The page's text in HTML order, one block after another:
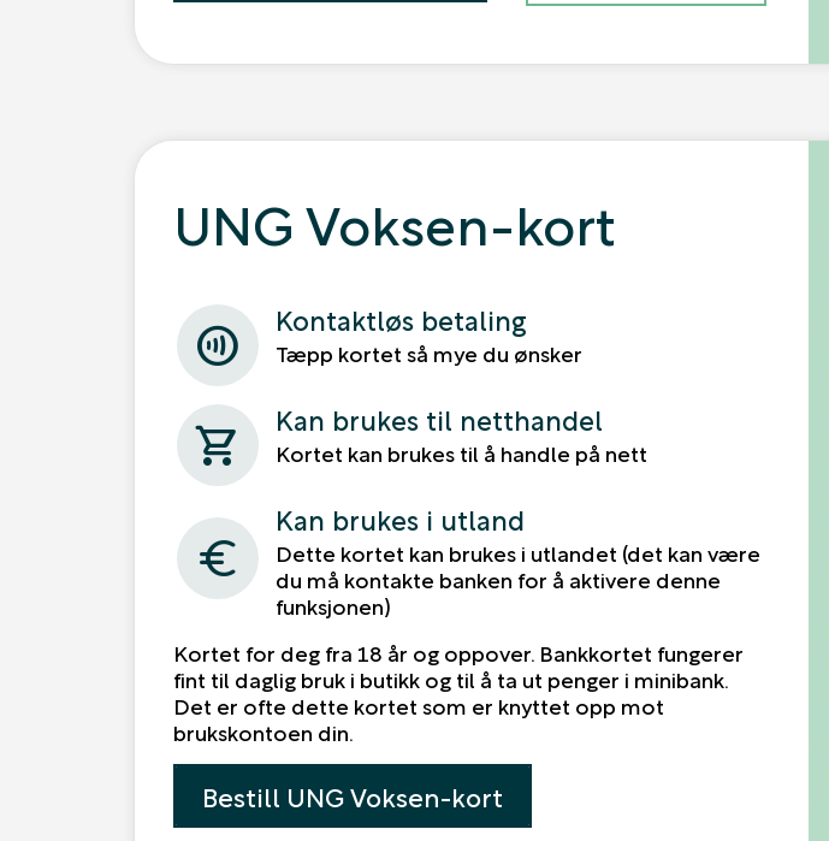
UNG Voksen-kort
contactless Kontaktløs betaling
Tæpp kortet så mye du ønsker
shopping_cart Kan brukes til netthandel
Kortet kan brukes til å handle på nett
euro
Kan brukes i utland
Dette kortet kan brukes i utlandet (det kan være
du må kontakte banken for å aktivere denne
funksjonen)
Kortet for deg fra 18 år og oppover. Bankkortet fungerer
fint til daglig bruk i butikk og til å ta ut penger i minibank.
Det er ofte dette kortet som er knyttet opp mot
brukskontoen din.
Bestill UNG Voksen-kort